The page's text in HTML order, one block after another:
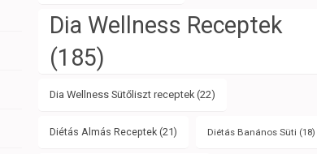
Dia Wellness Receptek
(185)
Dia Wellness Sütőliszt receptek(22)
Diétás Almás Receptek(21) Diétás Banános Süti (18)